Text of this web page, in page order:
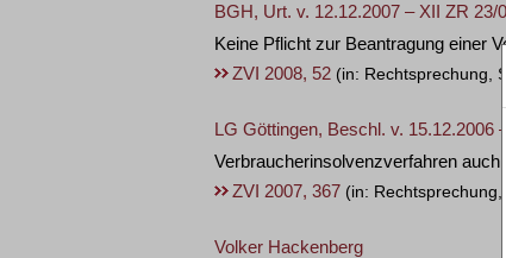
BGH, Urt. v. 12.12.2007 – XII ZR 23/
Keine Pflicht zur Beantragung einer
ZVI 2008, 52 (in: Rechtsprechung,
LG Göttingen, Beschl. v. 15.12.2006
Verbraucherinsolvenzverfahren
ZVI 2007, 367 (in:
Volker Hackenberg